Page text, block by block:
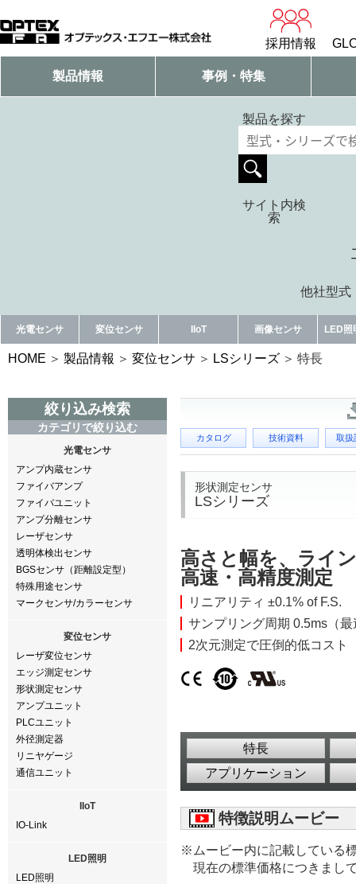
採用情報
製品情報 事例・特集
製品を探す
サイト内検
索
他社型式
光電センサ 変位センサ IIoT 画像センサ LED照
HOME 製品情報 変位センサ LSシリーズ 特長
絞り込み検索
カテゴリで絞り込む
光電センサ
アンプ内蔵センサ
ファイバアンプ
ファイバユニット
アンプ分離センサ
レーザセンサ
透明体検出センサ
BGSセンサ（距離設定型）
特殊用途センサ
マークセンサ/カラーセンサ
変位センサ
レーザ変位センサ
エッジ測定センサ
形状測定センサ
アンプユニット
PLCユニット
外径測定器
リニヤゲージ
通信ユニット
IIoT
IO-Link
LED照明
LED照明
カタログ 技術資料 取扱
形状測定センサ
LSシリーズ
高さと幅を、ライ
高速・高精度測定
リニアリティ ±0.1% of F.S.
サンプリング周期 0.5ms（最
2次元測定で圧倒的低コスト
特長
アプリケーション
特徴説明ムービー
※ムービー内に記載している
現在の標準価格につきまし